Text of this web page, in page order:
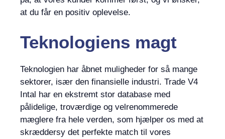
at du får en positiv oplevelse.
Teknologiens magt
Teknologien har åbnet muligheder for så mange
sektorer, især den finansielle industri. Trade V4
Intal har en ekstremt stor database med
pålidelige, troværdige og velrenommerede
mæglere fra hele verden, som hjælper os med at
skræddersy det perfekte match til vores